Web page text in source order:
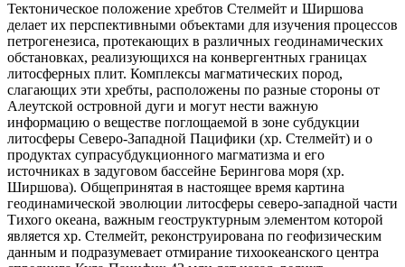
Тектоническое положение хребтов Стелмейт и Ширшова
делает их перспективными объектами для изучения процессов
петрогенезиса, протекающих в различных геодинамических
обстановках, реализующихся на конвергентных границах
литосферных плит. Комплексы магматических пород,
слагающих эти хребты, расположены по разные стороны от
Алеутской островной дуги и могут нести важную
информацию о веществе поглощаемой в зоне субдукции
литосферы Северо-Западной Пацифики (хр. Стелмейт) и о
продуктах супрасубдукционного магматизма и его
источниках в задуговом бассейне Берингова моря (хр.
Ширшова). Общепринятая в настоящее время картина
геодинамической эволюции литосферы северо-западной части
Тихого океана, важным геоструктурным элементом которой
является хр. Стелмейт, реконструирована по геофизическим
данным и подразумевает отмирание тихоокеанского центра